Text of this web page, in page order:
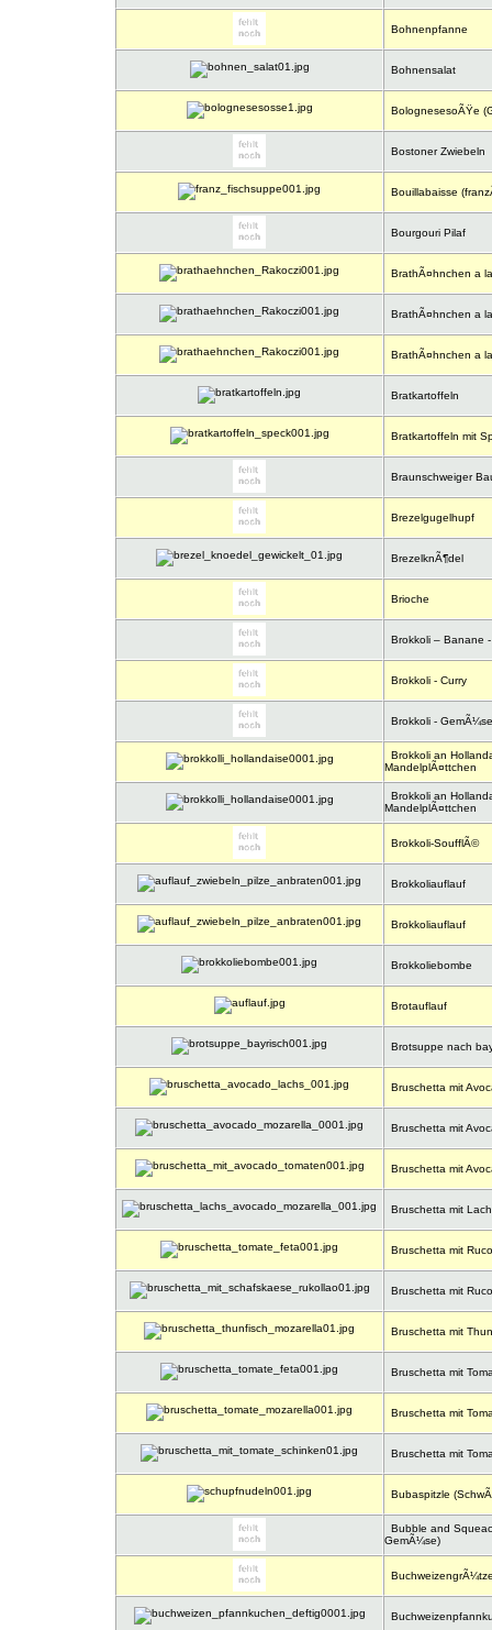
Bohnenpfanne
Bohnensalat
BolognesesoÃŸe
Bostoner Zwiebeln
Bouillabaisse
Bourgouri Pilaf
BrathÃ¤hnchen a la
BrathÃ¤hnchen a la
BrathÃ¤hnchen a la
Bratkartoffeln
Bratkartoffeln mit
Braunschweiger
Brezelgugelhupf
BrezelknÃ¶del
Brioche
Brokkoli – Banane -
Brokkoli - Curry
Brokkoli -
Brokkoli an
MandelplÃ¤ttchen
Brokkoli an
MandelplÃ¤ttchen
Brokkoli-SoufflÃ©
Brokkoliauflauf
Brokkoliauflauf
Brokkoliebombe
Brotauflauf
Brotsuppe nach
Bruschetta mit
Bruschetta mit
Bruschetta mit
Bruschetta mit
Bruschetta mit
Bruschetta mit
Bruschetta mit
Bruschetta mit
Bruschetta mit
Bruschetta mit
Bubaspitzle
Bubble and
GemÃ¼se)